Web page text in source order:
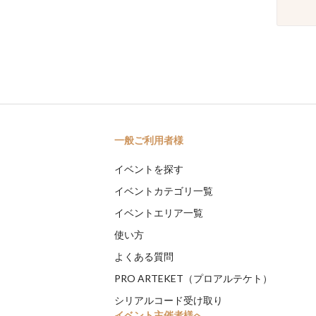
一般ご利用者様
イベントを探す
イベントカテゴリ一覧
イベントエリア一覧
使い方
よくある質問
PRO ARTEKET（プロアルテケト）
シリアルコード受け取り